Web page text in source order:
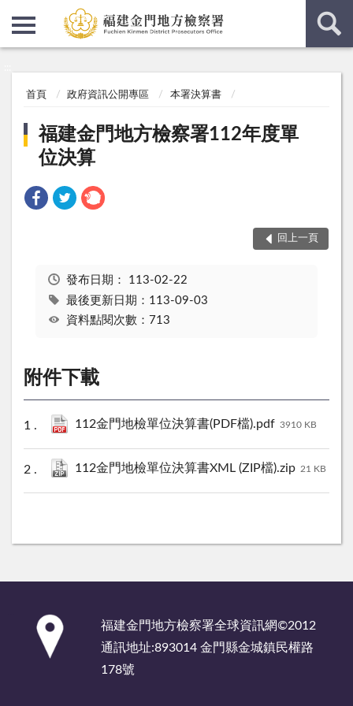
首頁 政府資訊公開專區 本署決算書
福建金門地方檢察署112年度單
位決算
回上一頁
發布日期： 113-02-22
最後更新日期：113-09-03
資料點閱次數：713
附件下載
112金門地檢單位決算書(PDF檔).pdf 3910 KB
112金門地檢單位決算書XML (ZIP檔).zip 21 KB
福建金門地方檢察署全球資訊網©2012
通訊地址:893014 金門縣金城鎮民權路
178號